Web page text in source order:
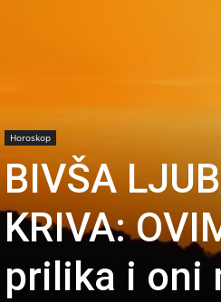
Horoskop
BIVŠA
KRIVA:
prilika i oni